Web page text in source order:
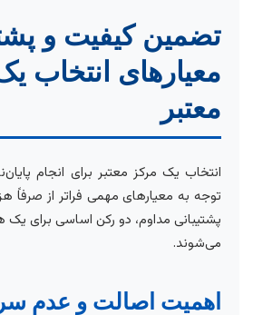
تضمین کیفیت و
معیارهای انتخاب
معتبر
انتخاب یک مرکز معتبر برای انجام
توجه به معیارهای مهمی فراتر از صرفاً
پشتیبانی مداوم، دو رکن اساسی برای
می‌شوند.
اهمیت اصالت و عدم